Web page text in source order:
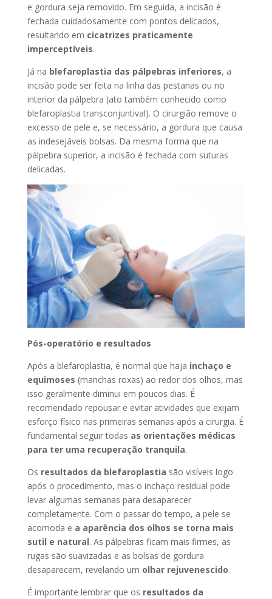
e gordura seja removido. Em seguida, a incisão é
fechada cuidadosamente com pontos delicados,
resultando em cicatrizes praticamente
imperceptíveis.
Já na blefaroplastia das pálpebras inferiores, a
incisão pode ser feita na linha das pestanas ou no
interior da pálpebra (ato também conhecido como
blefaroplastia transconjuntival). O cirurgião remove o
excesso de pele e, se necessário, a gordura que causa
as indesejáveis bolsas. Da mesma forma que na
pálpebra superior, a incisão é fechada com suturas
delicadas.
Pós-operatório e resultados
Após a blefaroplastia, é normal que haja inchaço e
equimoses (manchas roxas) ao redor dos olhos, mas
isso geralmente diminui em poucos dias. É
recomendado repousar e evitar atividades que exijam
esforço físico nas primeiras semanas após a cirurgia. É
fundamental seguir todas as orientações médicas
para ter uma recuperação tranquila.
Os resultados da blefaroplastia são visíveis logo
após o procedimento, mas o inchaço residual pode
levar algumas semanas para desaparecer
completamente. Com o passar do tempo, a pele se
acomoda e a aparência dos olhos se torna mais
sutil e natural. As pálpebras ficam mais firmes, as
rugas são suavizadas e as bolsas de gordura
desaparecem, revelando um olhar rejuvenescido.
É importante lembrar que os resultados da